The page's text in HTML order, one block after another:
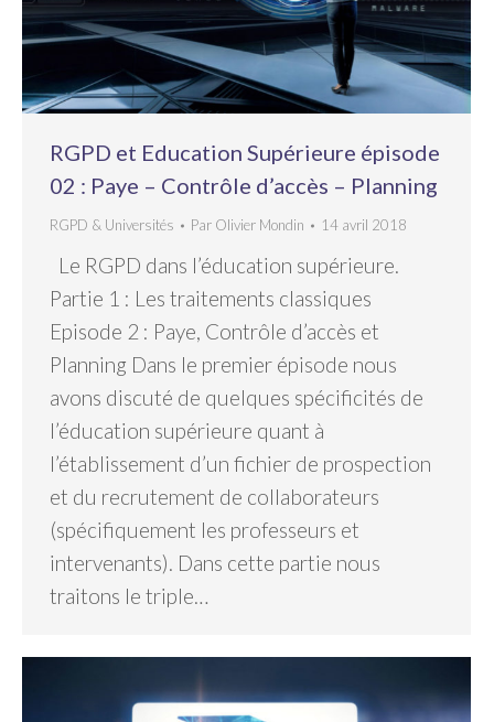
RGPD et Education Supérieure épisode
02 : Paye – Contrôle d’accès – Planning
RGPD & Universités Par Olivier Mondin 14 avril 2018
Le RGPD dans l’éducation supérieure.
Partie 1 : Les traitements classiques
Episode 2 : Paye, Contrôle d’accès et
Planning Dans le premier épisode nous
avons discuté de quelques spécificités de
l’éducation supérieure quant à
l’établissement d’un fichier de prospection
et du recrutement de collaborateurs
(spécifiquement les professeurs et
intervenants). Dans cette partie nous
traitons le triple…